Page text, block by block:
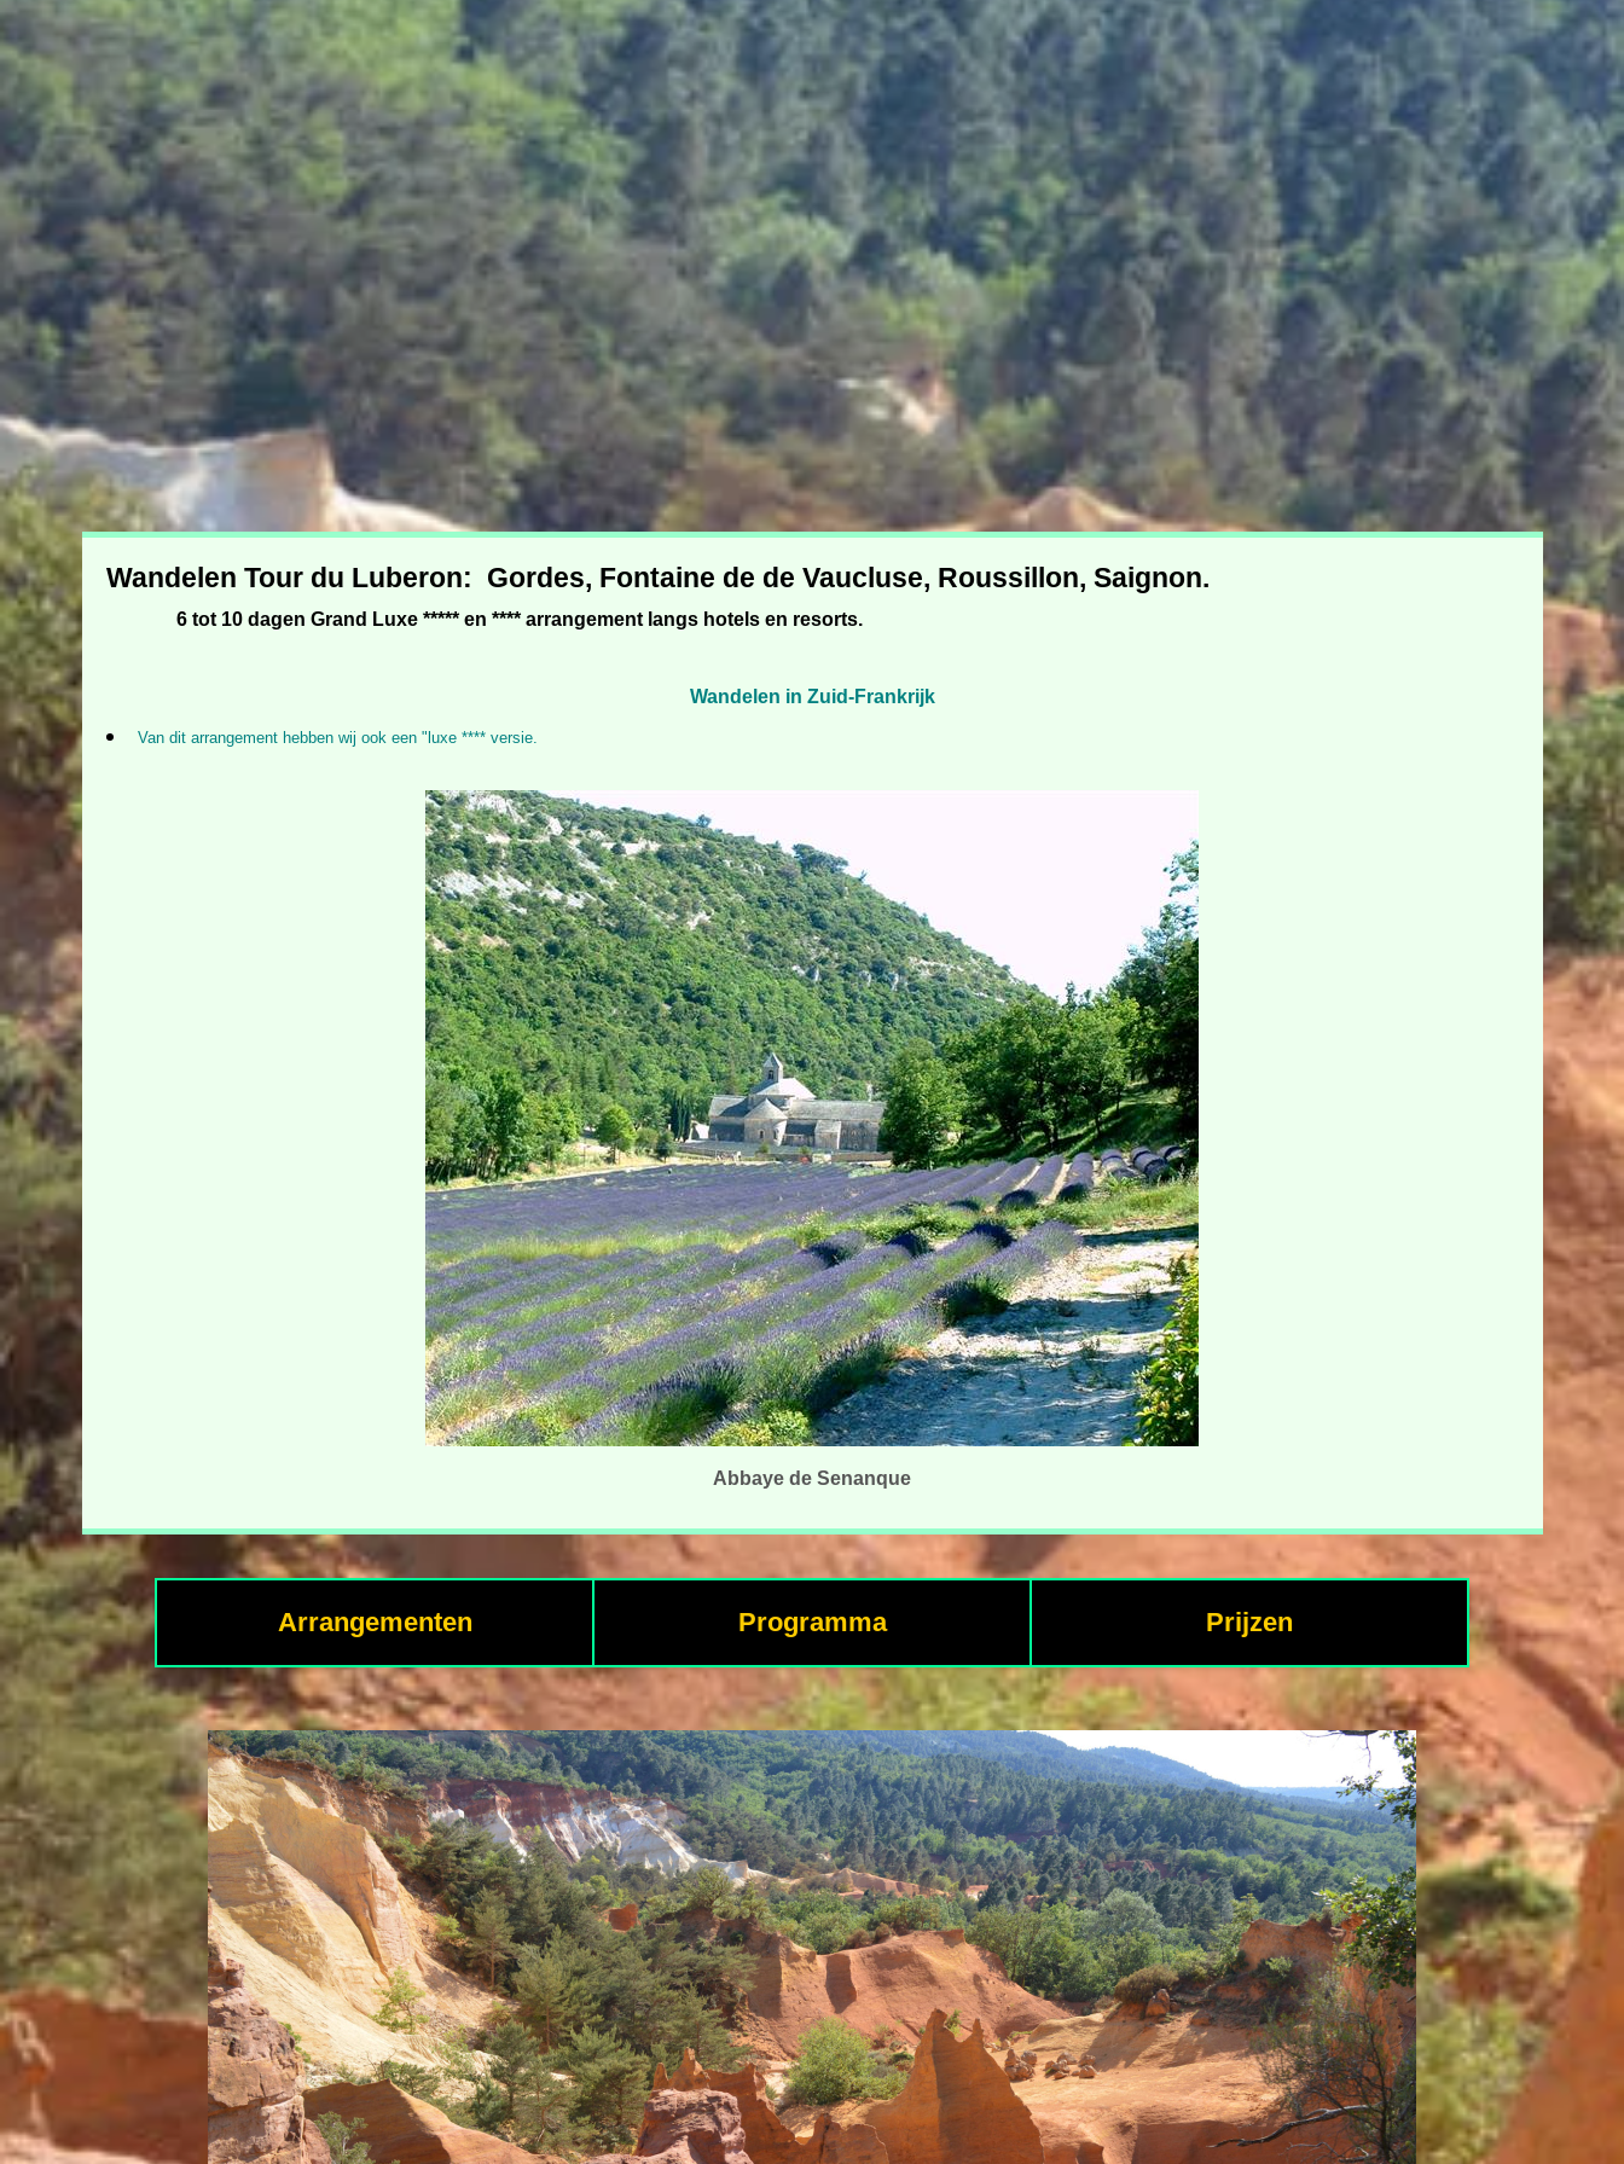
Wandelen Tour du Luberon: Gordes, Fontaine de de Vaucluse, Roussillon, Saignon.
6 tot 10 dagen Grand Luxe ***** en **** arrangement langs hotels en resorts.
Wandelen in Zuid-Frankrijk
Van dit arrangement hebben wij ook een "luxe **** versie.
Abbaye de Senanque
Arrangementen Programma Prijzen